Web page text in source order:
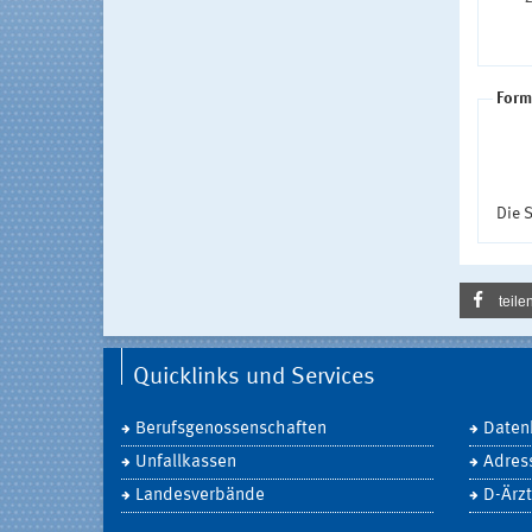
Die
Quicklinks und Services
Berufsgenossenschaften
Unfallkassen
Landesverbände
D-